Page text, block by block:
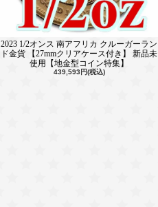
2023 1/2オンス 南アフリカ クルーガーラン
ド金貨 【27mmクリアケース付き】 新品未
使用【地金型コイン特集】
439,593円(税込)